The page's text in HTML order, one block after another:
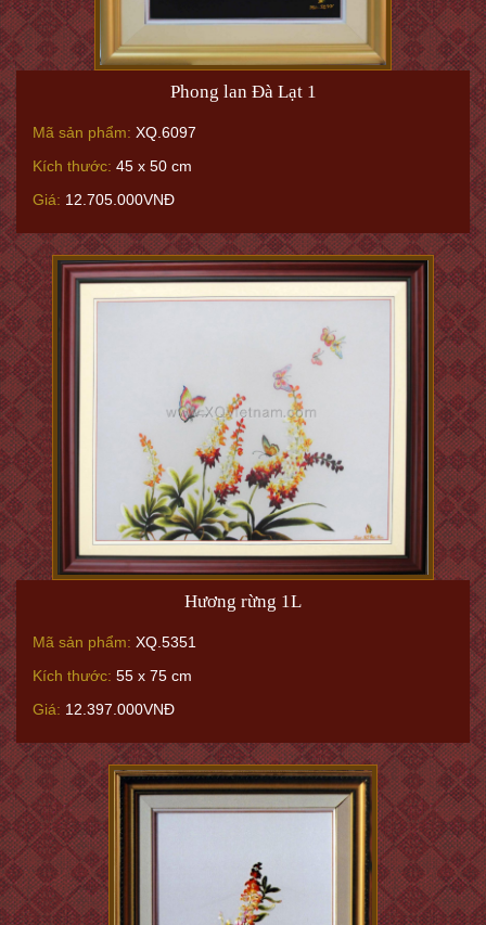
Phong lan Đà Lạt 1
Mã sản phẩm: XQ.6097
Kích thước: 45 x 50 cm
Giá: 12.705.000VNĐ
Hương rừng 1L
Mã sản phẩm: XQ.5351
Kích thước: 55 x 75 cm
Giá: 12.397.000VNĐ